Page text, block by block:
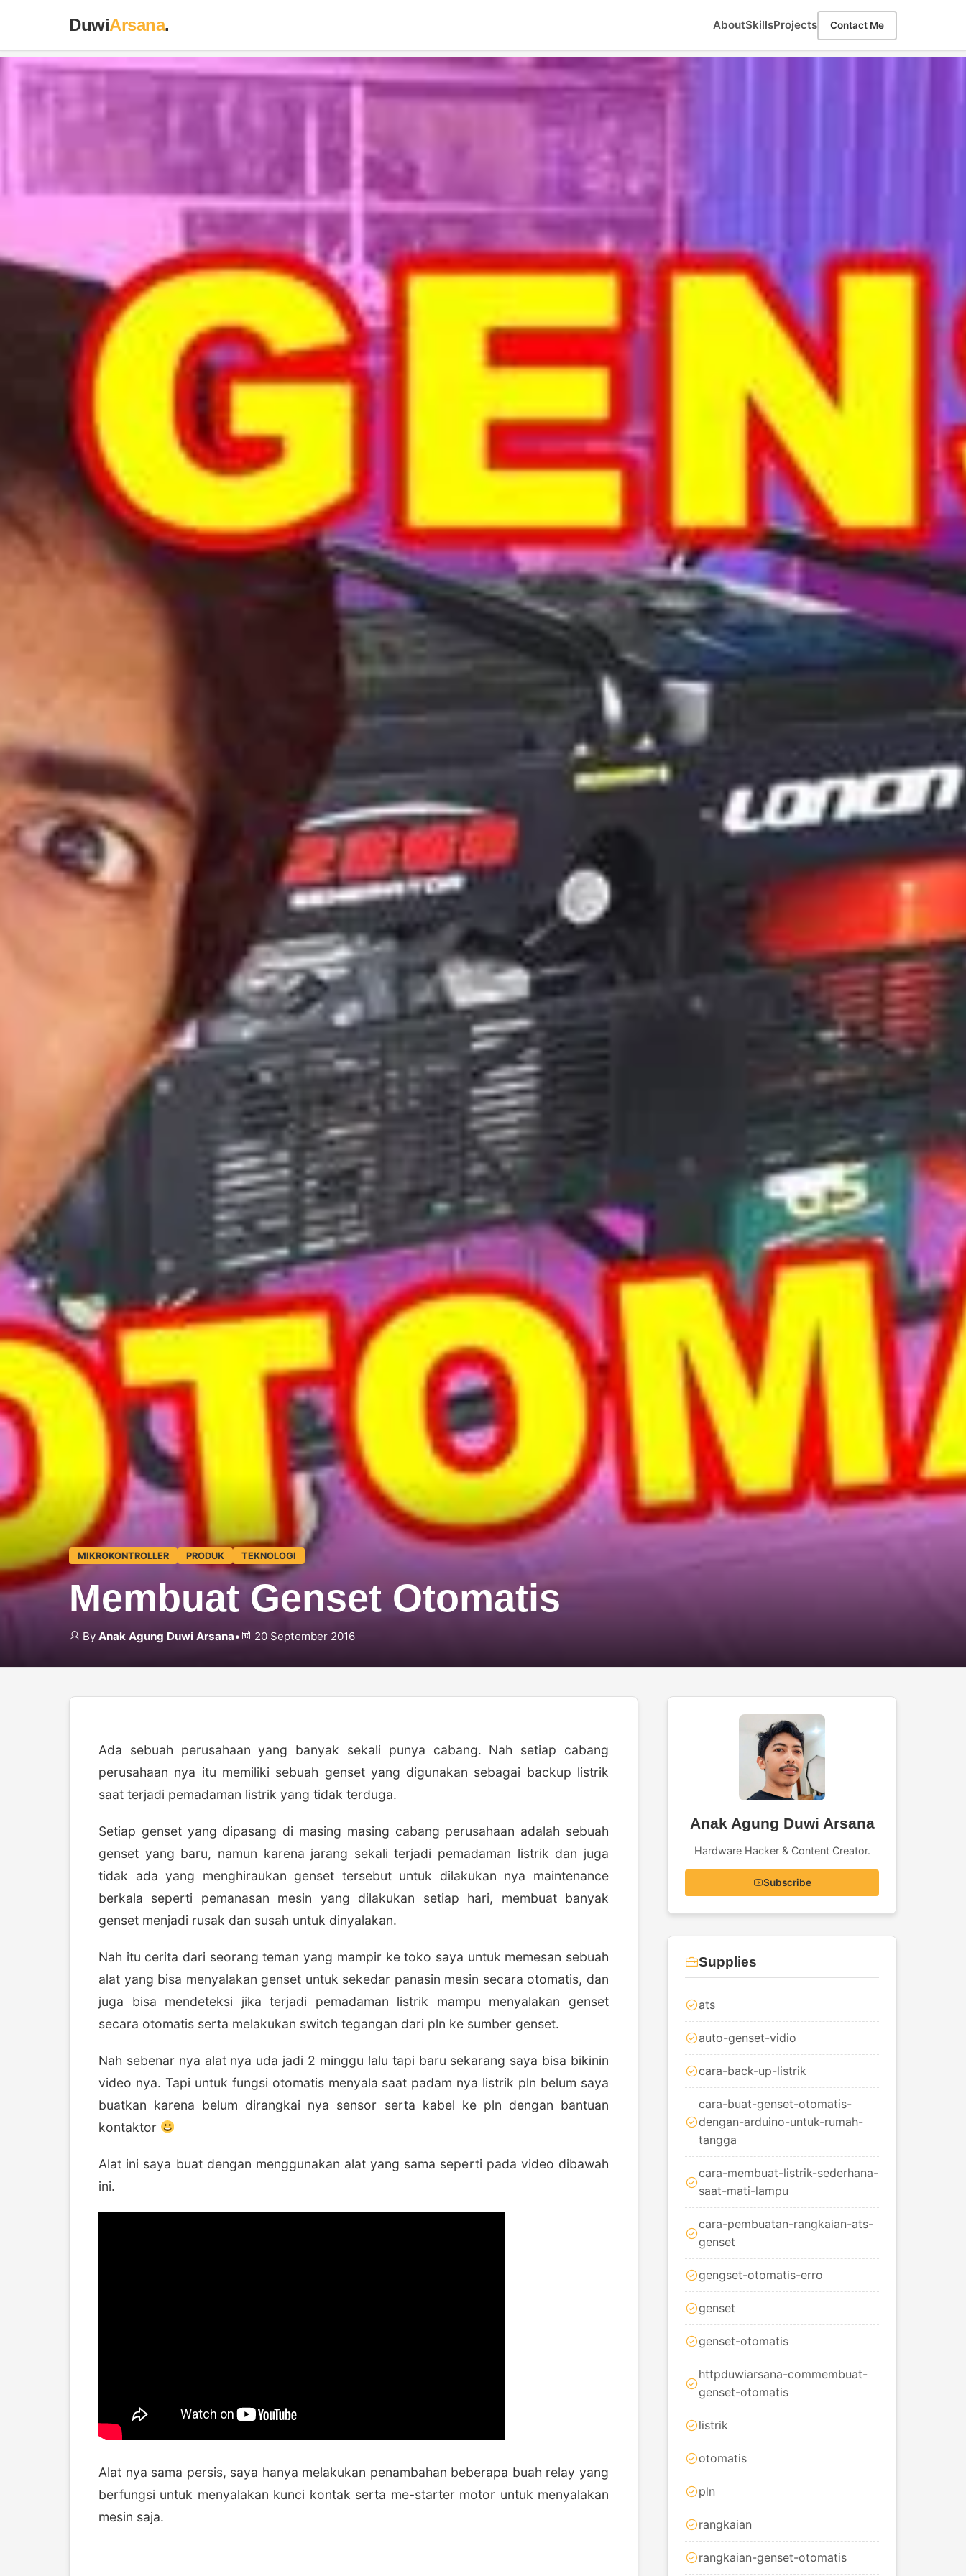
DuwiArsana. AboutSkillsProjects Contact Me
MIKROKONTROLLER PRODUK TEKNOLOGI
Membuat Genset Otomatis
By Anak Agung Duwi Arsana• 20 September 2016
Ada sebuah perusahaan yang banyak sekali punya cabang. Nah setiap cabang
perusahaan nya itu memiliki sebuah genset yang digunakan sebagai backup listrik
saat terjadi pemadaman listrik yang tidak terduga.
Setiap genset yang dipasang di masing masing cabang perusahaan adalah sebuah
genset yang baru, namun karena jarang sekali terjadi pemadaman listrik dan juga
tidak ada yang menghiraukan genset tersebut untuk dilakukan nya maintenance
berkala seperti pemanasan mesin yang dilakukan setiap hari, membuat banyak
genset menjadi rusak dan susah untuk dinyalakan.
Nah itu cerita dari seorang teman yang mampir ke toko saya untuk memesan sebuah
alat yang bisa menyalakan genset untuk sekedar panasin mesin secara otomatis, dan
juga bisa mendeteksi jika terjadi pemadaman listrik mampu menyalakan genset
secara otomatis serta melakukan switch tegangan dari pln ke sumber genset.
Nah sebenar nya alat nya uda jadi 2 minggu lalu tapi baru sekarang saya bisa bikinin
video nya. Tapi untuk fungsi otomatis menyala saat padam nya listrik pln belum saya
buatkan karena belum dirangkai nya sensor serta kabel ke pln dengan bantuan
kontaktor
Alat ini saya buat dengan menggunakan alat yang sama seperti pada video dibawah
ini.
Alat nya sama persis, saya hanya melakukan penambahan beberapa buah relay yang
berfungsi untuk menyalakan kunci kontak serta me-starter motor untuk menyalakan
mesin saja.
Anak Agung Duwi Arsana
Hardware Hacker & Content Creator.
Subscribe
Supplies
ats
auto-genset-vidio
cara-back-up-listrik
cara-buat-genset-otomatis-
dengan-arduino-untuk-rumah-
tangga
cara-membuat-listrik-sederhana-
saat-mati-lampu
cara-pembuatan-rangkaian-ats-
genset
gengset-otomatis-erro
genset
genset-otomatis
httpduwiarsana-commembuat-
genset-otomatis
listrik
otomatis
pln
rangkaian
rangkaian-genset-otomatis